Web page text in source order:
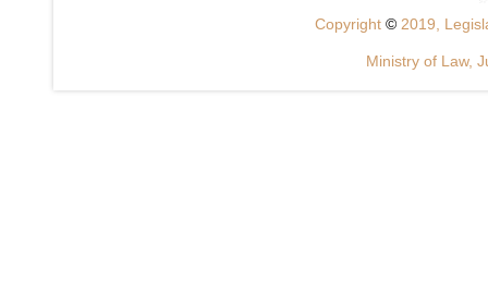
Copyright © 2019,
Ministry of Law,